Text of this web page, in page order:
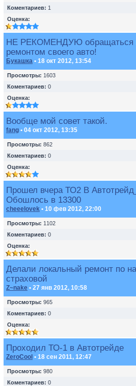
Коментариев: 1
Оценка:
НЕ РЕКОМЕНДУЮ обращаться
ремонтом своего авто!
Букашка • 18 окт 2012, 13:54
Просмотры: 1603
Коментариев: 0
Оценка:
Вообще мой совет такой.
fang • 04 окт 2012, 13:35
Просмотры: 862
Коментариев: 0
Оценка:
Прошел вчера ТО2 В
Обошлось в 13300
cheeelovek • 10 фев 2012, 22:00
Просмотры: 1102
Коментариев: 0
Оценка:
Делали локальный ремонт по
страховой
Z~nake • 27 янв 2012, 10:58
Просмотры: 965
Коментариев: 0
Оценка:
Проходил ТО-1 в Автотрейде
ZeroCool • 18 сен 2011, 12:47
Просмотры: 980
Коментариев: 0